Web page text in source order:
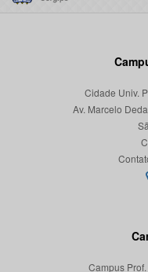
Cidade Univ.
Av. Marcelo
Campus